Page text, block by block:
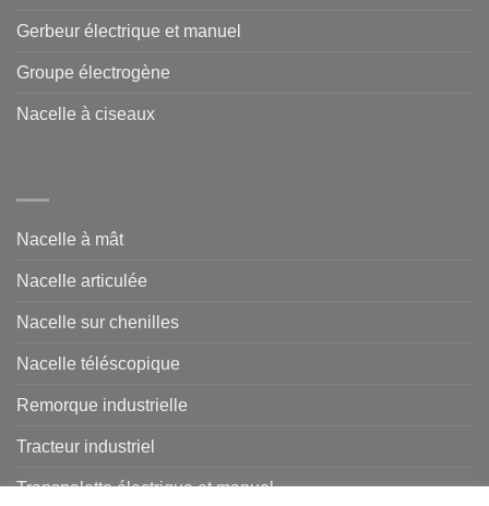
Gerbeur électrique et manuel
Groupe électrogène
Nacelle à ciseaux
Nacelle à mât
Nacelle articulée
Nacelle sur chenilles
Nacelle téléscopique
Remorque industrielle
Tracteur industriel
Transpalette électrique et manuel